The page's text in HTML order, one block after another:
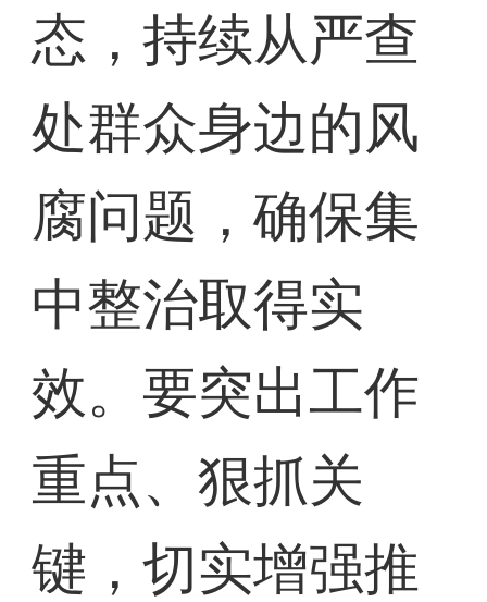
态，持续从严查
处群众身边的风
腐问题，确保集
中整治取得实
效。要突出工作
重点、狠抓关
键，切实增强推